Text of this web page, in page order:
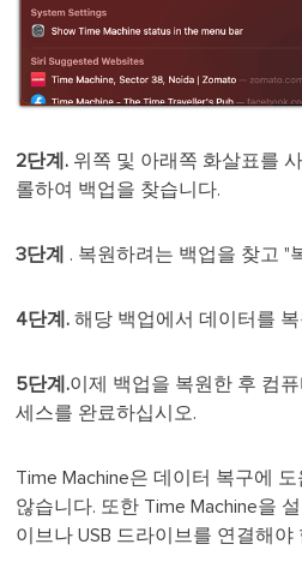
2단계. 위쪽 및 아래쪽 화살표를
롤하여 백업을 찾습니다.
3단계 . 복원하려는 백업을 찾고 "
4단계. 해당 백업에서 데이터를
5단계.이제 백업을 복원한 후 컴
세스를 완료하십시오.
Time Machine은 데이터 복구에
않습니다. 또한 Time Machine을
이브나 USB 드라이브를 연결해야